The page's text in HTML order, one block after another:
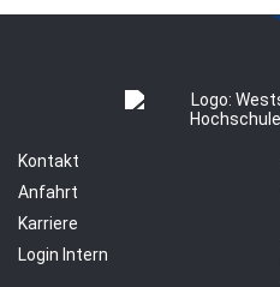
Kontakt
Anfahrt
Karriere
Login Intern